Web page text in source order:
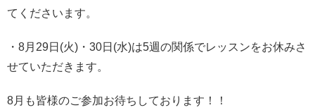
てくださいます。
・8月29日(火)・30日(水)は5週の関係でレッスンをお休みさ
せていただきます。
8月も皆様のご参加お待ちしております！！